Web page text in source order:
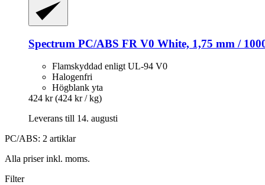
Spectrum PC/ABS FR V0 White, 1,75 mm /
Flamskyddad enligt UL-94 V0
Halogenfri
Högblank yta
424 kr (424 kr / kg)
Leverans till 14. augusti
PC/ABS: 2 artiklar
Alla priser inkl. moms.
Filter